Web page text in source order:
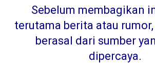
Sebelum membagikan
terutama berita atau
berasal dari sumber
dipercaya.